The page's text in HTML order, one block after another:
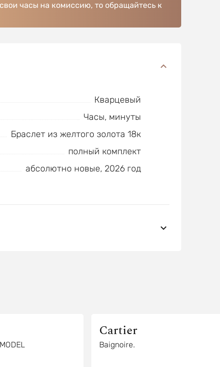
часы на комиссию, то обращайтесь к
Кварцевый
Часы, минуты
Браслет из желтого золота 18к
полный комплект
абсолютно новые, 2026 год
Cartier
Baignoire.